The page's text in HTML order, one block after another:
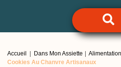
Accueil Dans Mon Assiette
Cookies Au Chanvre Artisanaux